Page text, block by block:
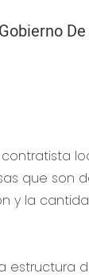
que son
y la
estructura